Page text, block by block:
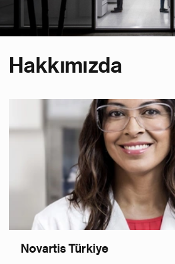
Hakkımızda
Novartis Türkiye